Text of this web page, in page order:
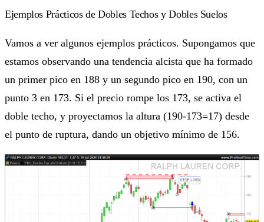
Ejemplos Prácticos de Dobles Techos y Dobles Suelos
Vamos a ver algunos ejemplos prácticos. Supongamos que
estamos observando una tendencia alcista que ha formado
un primer pico en 188 y un segundo pico en 190, con un
punto 3 en 173. Si el precio rompe los 173, se activa el
doble techo, y proyectamos la altura (190-173=17) desde
el punto de ruptura, dando un objetivo mínimo de 156.